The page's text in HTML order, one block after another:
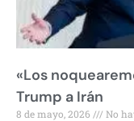
«Los
Trump a Irán
8 de mayo, 2026 No